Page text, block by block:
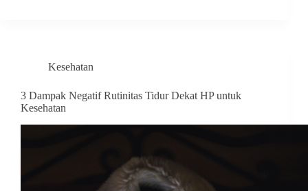
Kesehatan
3 Dampak Negatif Rutinitas Tidur Dekat HP untuk
Kesehatan